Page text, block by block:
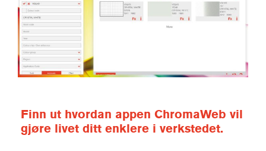
Finn ut hvordan appen ChromaWeb vil
gjøre livet ditt enklere i verkstedet.